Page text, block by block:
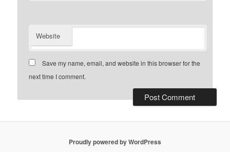
Website
Save my name, email, and website in this browser for the
next time I comment.
Proudly powered by WordPress